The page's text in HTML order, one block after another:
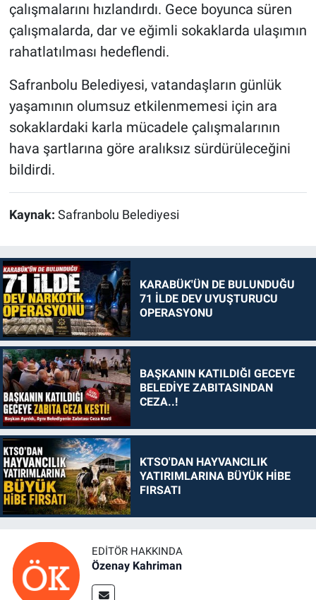
çalışmalarını hızlandırdı. Gece boyunca süren
çalışmalarda, dar ve eğimli sokaklarda ulaşımın
rahatlatılması hedeflendi.
Safranbolu Belediyesi, vatandaşların günlük
yaşamının olumsuz etkilenmemesi için ara
sokaklardaki karla mücadele çalışmalarının
hava şartlarına göre aralıksız sürdürüleceğini
bildirdi.
Kaynak: Safranbolu Belediyesi
KARABÜK'ÜN DE BULUNDUĞU
71 İLDE DEV UYUŞTURUCU
OPERASYONU
BAŞKANIN KATILDIĞI GECEYE
BELEDİYE ZABITASINDAN
CEZA..!
KTSO'DAN HAYVANCILIK
YATIRIMLARINA BÜYÜK HİBE
FIRSATI
EDITÖR HAKKINDA
Özenay Kahriman